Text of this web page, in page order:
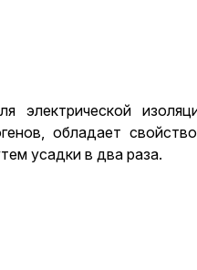
электрической
обладает
усадки в два раза.